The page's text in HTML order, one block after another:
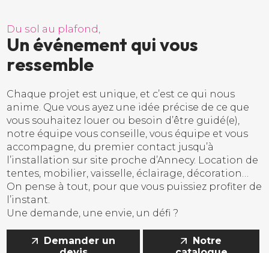
Du sol a u plafond
Un événement quivous
ressemble
Chaque projet est unique, et c’est ce qui nous
anime. Que vous ayez une idée précise de ce que
vous souhaitez louer ou besoin d’être guidé(e),
notre équipe vous conseille, vous équipe et vous
accompagne, du premier contact jusqu’à
l’installation sur site proche d’Annecy. Location de
tentes, mobilier, vaisselle, éclairage, décoration…
On pense à tout, pour que vous puissiez profiter de
l’instant.
Une demande, une envie, un défi ?
Demander un
Notre